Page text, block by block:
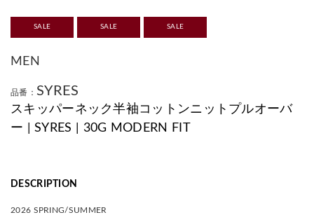
SALE SALE SALE
MEN
品番： SYRES
スキッパーネック半袖コットンニットプルオーバ
ー | SYRES | 30G MODERN FIT
DESCRIPTION
2026 SPRING/SUMMER